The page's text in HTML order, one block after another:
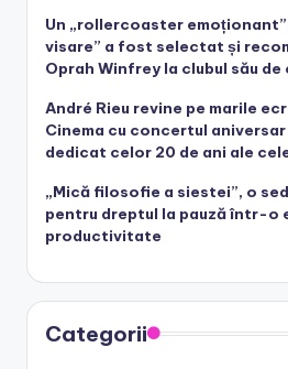
Un „rollercoaster
visare” a fost selectat și
Oprah Winfrey la clubul său
André Rieu revine pe marile
Cinema cu concertul
dedicat celor 20 de ani ale
„Mică filosofie a siestei”, o
pentru dreptul la pauză într-o
productivitate
Categorii